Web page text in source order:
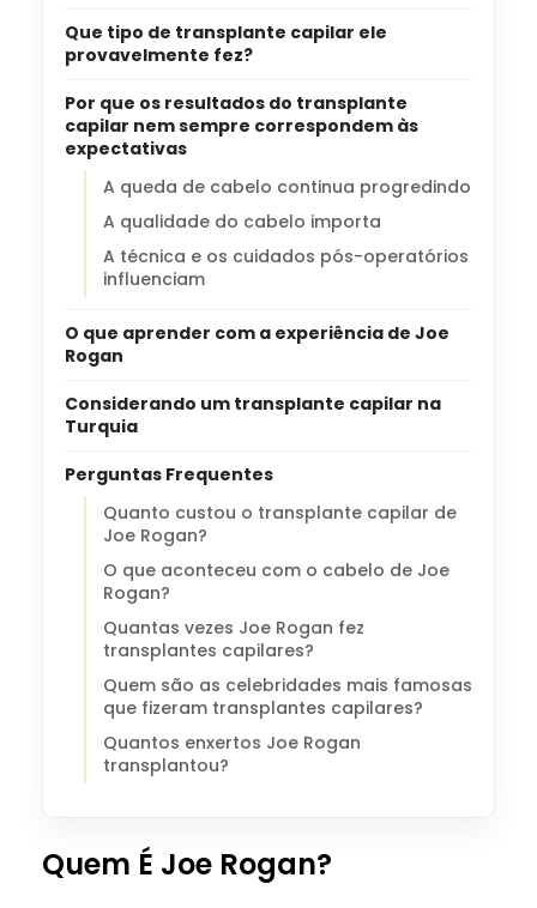
Que tipo de transplante capilar ele
provavelmente fez?
Por que os resultados do transplante
capilar nem sempre correspondem às
expectativas
A queda de cabelo continua progredindo
A qualidade do cabelo importa
A técnica e os cuidados pós-operatórios
influenciam
O que aprender com a experiência de Joe
Rogan
Considerando um transplante capilar na
Turquia
Perguntas Frequentes
Quanto custou o transplante capilar de
Joe Rogan?
O que aconteceu com o cabelo de Joe
Rogan?
Quantas vezes Joe Rogan fez
transplantes capilares?
Quem são as celebridades mais famosas
que fizeram transplantes capilares?
Quantos enxertos Joe Rogan
transplantou?
Quem É Joe Rogan?